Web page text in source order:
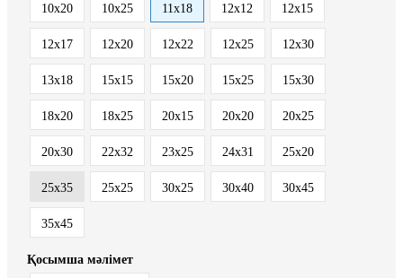
10x20 10x25 11x18 12x12 12x15
12x17 12x20 12x22 12x25 12x30
13x18 15x15 15x20 15x25 15x30
18x20 18x25 20x15 20x20 20x25
20x30 22x32 23x25 24x31 25x20
25x35 25х25 30x25 30x40 30x45
35x45
Қосымша мәлімет